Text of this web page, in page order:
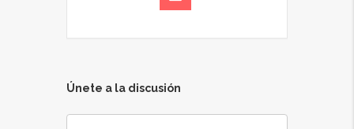
Únete a la discusión